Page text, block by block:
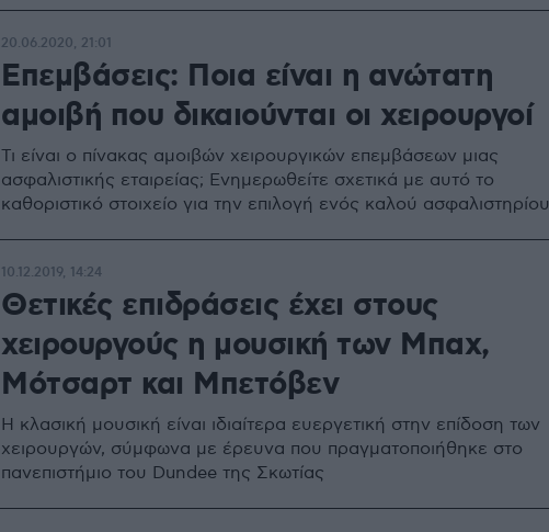
Επεμβάσεις: Ποια είναι η ανώτατη
αμοιβή που δικαιούνται οι χειρουργοί
Τι είναι ο πίνακας αμοιβών χειρουργικών επεμβάσεων μιας
ασφαλιστικής εταιρείας; Ενημερωθείτε σχετικά με αυτό το
καθοριστικό στοιχείο για την επιλογή ενός καλού ασφαλιστηρίου
20.06.2020, 21:01
Θετικές επιδράσεις έχει στους
χειρουργούς η μουσική των Μπαχ,
Μότσαρτ και Μπετόβεν
H κλασική μουσική είναι ιδιαίτερα ευεργετική στην επίδοση των
χειρουργών, σύμφωνα με έρευνα που πραγματοποιήθηκε στο
πανεπιστήμιο του Dundee της Σκωτίας
10.12.2019, 14:24